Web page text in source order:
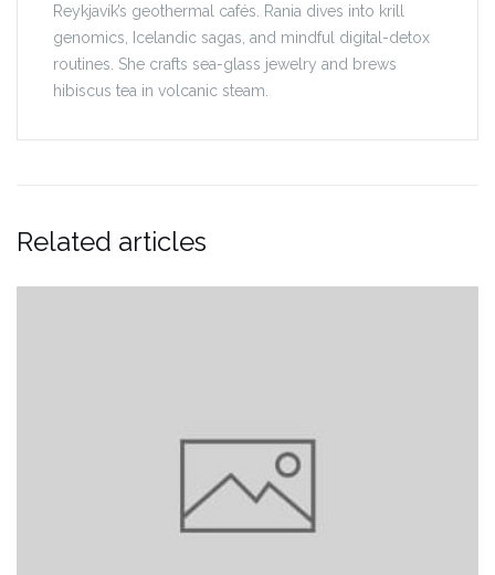
Reykjavík’s geothermal cafés. Rania dives into krill
genomics, Icelandic sagas, and mindful digital-detox
routines. She crafts sea-glass jewelry and brews
hibiscus tea in volcanic steam.
Related articles